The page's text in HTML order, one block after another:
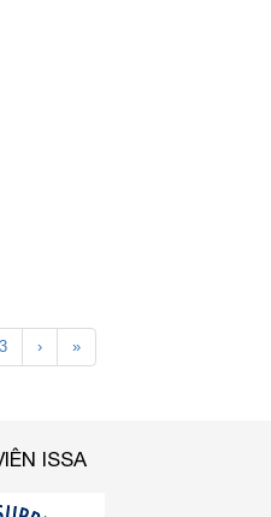
3 › »
ISSA